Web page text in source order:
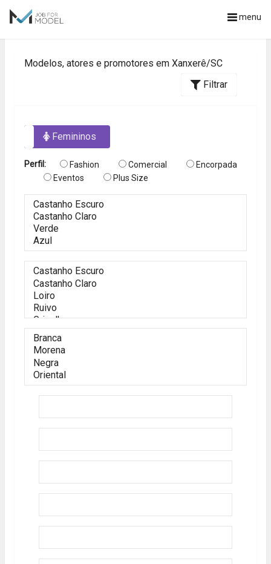
menu
Modelos, atores e promotores em Xanxerê/SC
Filtrar
Femininos
Perfil: Fashion Comercial
Encorpada
Eventos
Plus Size